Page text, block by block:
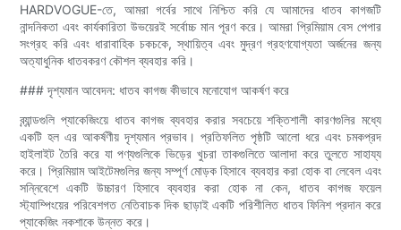
HARDVOGUE-তে, আমরা গর্বের সাথে নিশ্চিত করি যে আমাদের ধাতব কাগজটি
নান্দনিকতা এবং কার্যকারিতা উভয়েরই সর্বোচ্চ মান পূরণ করে। আমরা প্রিমিয়াম বেস পেপার
সংগ্রহ করি এবং ধারাবাহিক চকচকে, স্থায়িত্ব এবং মুদ্রণ গ্রহণযোগ্যতা অর্জনের জন্য
অত্যাধুনিক ধাতবকরণ কৌশল ব্যবহার করি।
### দৃশ্যমান আবেদন: ধাতব কাগজ কীভাবে মনোযোগ আকর্ষণ করে
ব্র্যান্ডগুলি প্যাকেজিংয়ে ধাতব কাগজ ব্যবহার করার সবচেয়ে শক্তিশালী কারণগুলির মধ্যে
একটি হল এর আকর্ষণীয় দৃশ্যমান প্রভাব। প্রতিফলিত পৃষ্ঠটি আলো ধরে এবং চমকপ্রদ
হাইলাইট তৈরি করে যা পণ্যগুলিকে ভিড়ের খুচরা তাকগুলিতে আলাদা করে তুলতে সাহায্য
করে। প্রিমিয়াম আইটেমগুলির জন্য সম্পূর্ণ মোড়ক হিসাবে ব্যবহার করা হোক বা লেবেল এবং
সন্নিবেশে একটি উচ্চারণ হিসাবে ব্যবহার করা হোক না কেন, ধাতব কাগজ ফয়েল
স্ট্যাম্পিংয়ের পরিবেশগত নেতিবাচক দিক ছাড়াই একটি পরিশীলিত ধাতব ফিনিশ প্রদান করে
প্যাকেজিং নকশাকে উন্নত করে।